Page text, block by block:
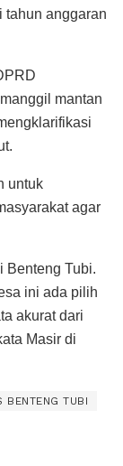
tahun anggaran
mantan
untuk
agar
Benteng Tubi.
ini ada pilih
akurat dari
Masir di
BENTENG TUBI